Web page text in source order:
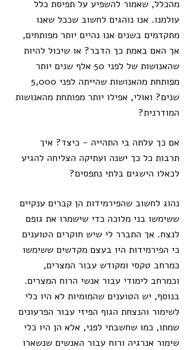
מהכלל, שאמור להשפיע על תפיסת כלל
עולמנו. אנו נוהגים לחשוב שככל שאנו
מתקדמים בשנים אנו נהיים יותר מפותחים,
אך האם באמת כך הדבר? או שיכול להיות
שהאנושות של לפני 50 אלף שנים יותר
שנים? ואולי, אפילו יותר מפותחת מהאנושות
המודרנית?
אם כך עלתה בי התהייה - כיצד? איך
תרבות כל כך ישנה ועתיקה הצליחה להגיע
לכאלו הישגים בלתי נתפסים?
נהוג לחשוב שהפירמידות הן קברים ענקיים
ששימשו בני מלוכה כדי שישמרו את גופם
לנצח. אך התברר לי שיש חוקרים הטוענים
כי הפירמידות היו בעצם מקדשים ששימשו
כמרחב טקסי ומקודש עבור המצרים,
וכמרחב לימודי עבור אנשי הרוח המצרים.
בנוסף, יש הטוענים שהמומיות לא היו כלי
לשימור והנצחת הגוף הפיזי עבור הפרעונים
שמתו, כמו שחשבתי לפני, אלא הן היו כלי
שימור אנרגיה ורוח עבור האנשים שנשארו